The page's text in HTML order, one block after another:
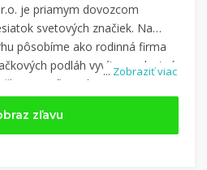
... Zobraziť viac
je priamym dovozcom
svetových značiek. Na
pôsobíme ako rodinná firma
podláh vyvíjame vlastné
Deofloor, ktoré vynikajú
a využite kupón z kategórie:
zľavu